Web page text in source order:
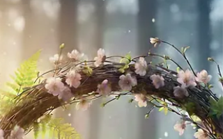
vous bercer, laissez-vous modeler ... en toute
confiance. A l'invitation de votre divin Je Suis,
Osez franchir le seuil de l'un-connu, Osez
écouter le murmure de votre âme, Osez
accueillir le sombre qui somm